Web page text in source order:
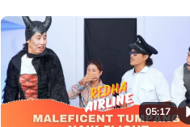
05:17